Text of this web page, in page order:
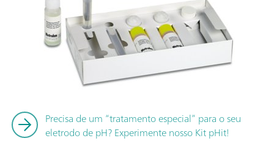
Precisa de um “tratamento especial” para o seu
eletrodo de pH? Experimente nosso Kit pHit!